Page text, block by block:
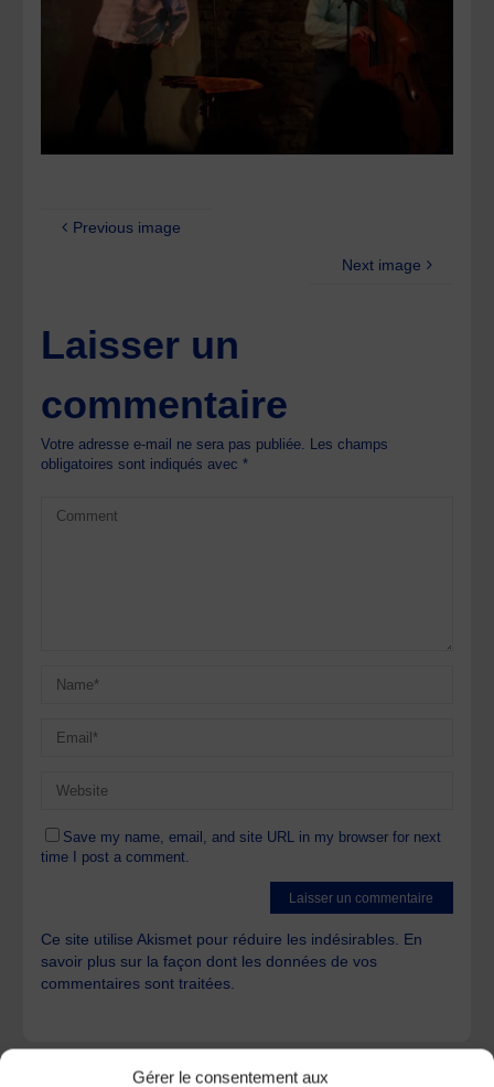
Gérer le consentement aux
Previous image
Next image
Laisser un
commentaire
Votre adresse e-mail ne sera pas publiée. Les champs
obligatoires sont indiqués avec*
Save my name, email, and site URL in my browser for next
time I post a comment.
Ce site utilise Akismet pour réduire les indésirables. En
savoir plus sur la façon dont les données de vos
commentaires sont traitées.